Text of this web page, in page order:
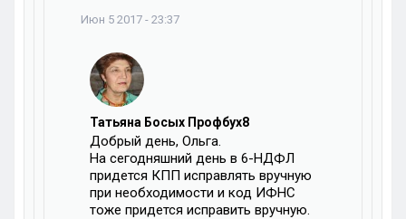
Июн 5 2017 - 23:37
Татьяна Босых Профбух8
Добрый день, Ольга.
На сегодняшний день в 6-НДФЛ
придется КПП исправлять вручную
при необходимости и код ИФНС
тоже придется исправить вручную.